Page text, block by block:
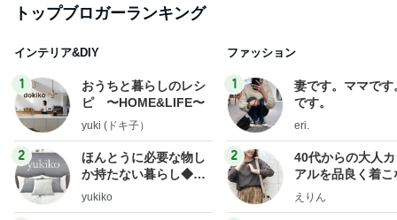
トップブロガーランキング
インテリア&DIY
1
おうちと暮らしのレシ
ピ 〜HOME&LIFE〜
yuki (ドキ子）
2
ほんとうに必要な物し
か持たない暮らし◆Ke
ep Life Simple◆〜イ
yukiko
ファッション
1
妻です。ママです
です。
eri.
2
40代からの大人
アルを品良く着こ
ファッションブロ
えりん